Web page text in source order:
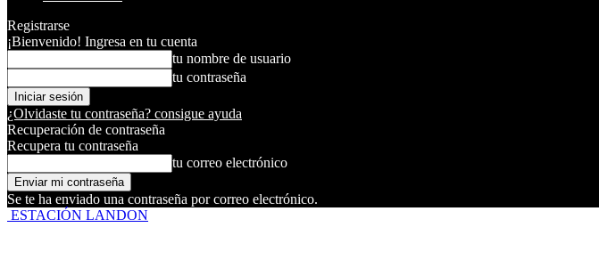
Registrarse
¡Bienvenido! Ingresa en tu cuenta
tu nombre de usuario
tu contraseña
¿Olvidaste tu contraseña? consigue ayuda
Recuperación de contraseña
Recupera tu contraseña
tu correo electrónico
Se te ha enviado una contraseña por correo electrónico.
ESTACIÓN LANDON